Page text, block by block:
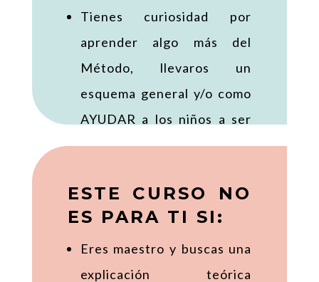
Tienes curiosidad por
aprender algo más del
Método, llevaros un
esquema general y/o como
AYUDAR a los niños a ser
más autónomos.
Montessori pero te parece
algo caro o elitista y/o no
puedes permitirte invertir
en sus materiales.
ESTE CURSO NO
ES PARA TI SI:
Eres maestro y buscas una
explicación teórica